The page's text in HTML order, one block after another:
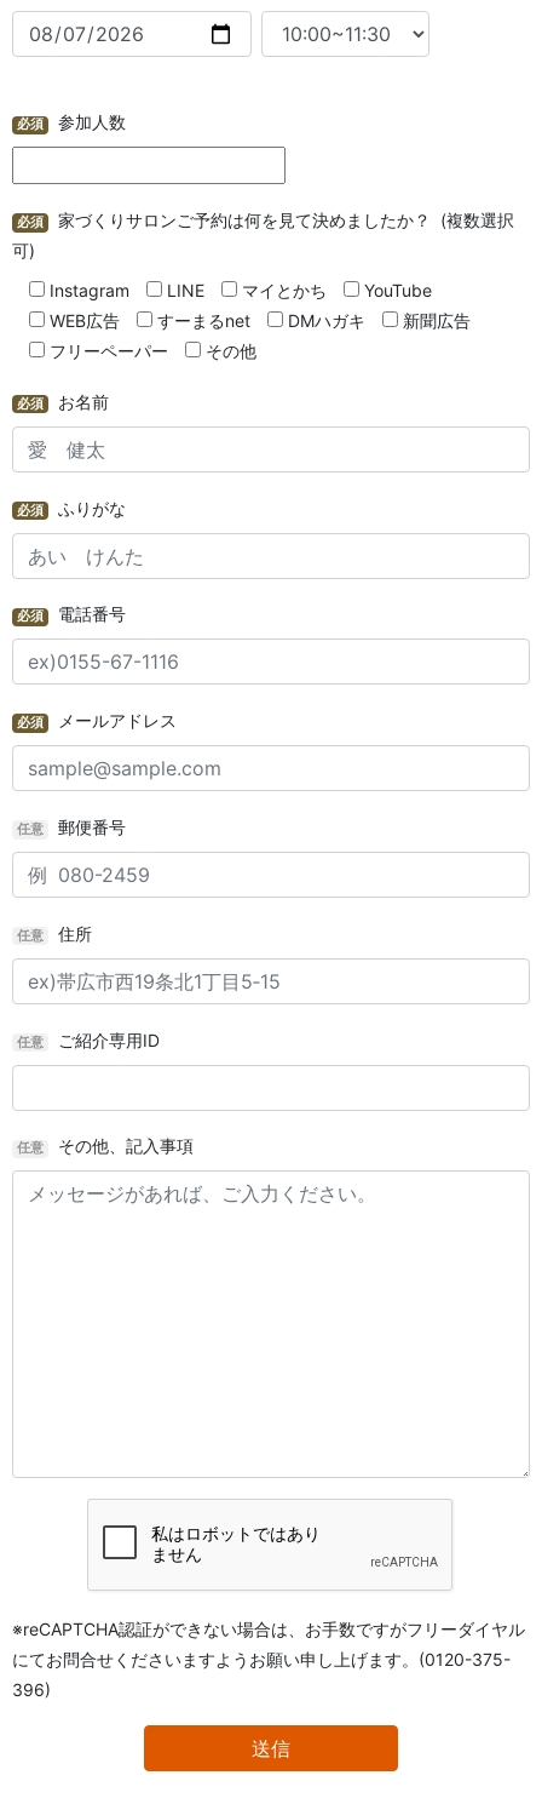
必須 参加人数
必須
家づくりサロンご予約は何を見て決めましたか？ (複数選択
可)
Instagram
LINE マイとかち
YouTube
WEB広告
すーまるnet DMハガキ
新聞広告
フリーペーパー
その他
必須 お名前
必須 ふりがな
必須 電話番号
必須 メールアドレス
任意 郵便番号
任意 住所
任意 ご紹介専用ID
任意 その他、記入事項
※reCAPTCHA認証ができない場合は、お手数ですがフリーダイヤル
にてお問合せくださいますようお願い申し上げます。(0120-375-
396)